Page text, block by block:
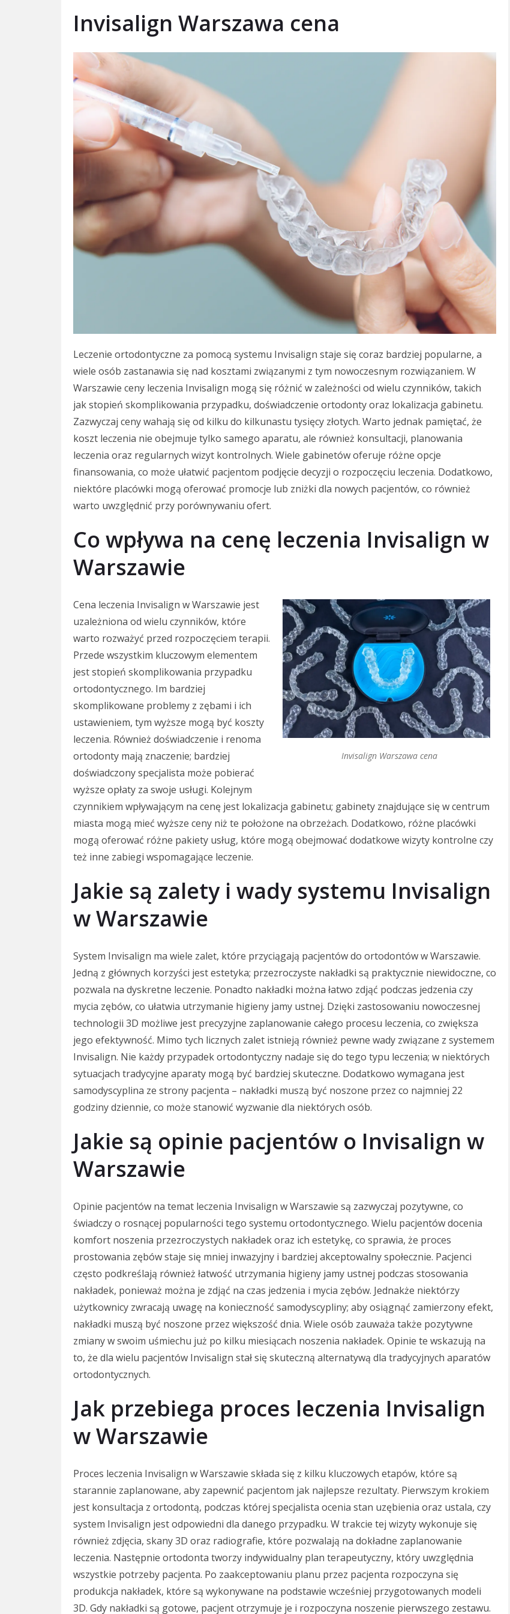
Invisalign Warszawa cena
Leczenie ortodontyczne za pomocą systemu Invisalign staje się coraz bardziej popularne, a
wiele osób zastanawia się nad kosztami związanymi z tym nowoczesnym rozwiązaniem. W
Warszawie ceny leczenia Invisalign mogą się różnić w zależności od wielu czynników, takich
jak stopień skomplikowania przypadku, doświadczenie ortodonty oraz lokalizacja gabinetu.
Zazwyczaj ceny wahają się od kilku do kilkunastu tysięcy złotych. Warto jednak pamiętać, że
koszt leczenia nie obejmuje tylko samego aparatu, ale również konsultacji, planowania
leczenia oraz regularnych wizyt kontrolnych. Wiele gabinetów oferuje różne opcje
finansowania, co może ułatwić pacjentom podjęcie decyzji o rozpoczęciu leczenia. Dodatkowo,
niektóre placówki mogą oferować promocje lub zniżki dla nowych pacjentów, co również
warto uwzględnić przy porównywaniu ofert.
Co wpływa na cenę leczenia Invisalign w
Warszawie
Invisalign Warszawa cena
Cena leczenia Invisalign w Warszawie jest
uzależniona od wielu czynników, które
warto rozważyć przed rozpoczęciem terapii.
Przede wszystkim kluczowym elementem
jest stopień skomplikowania przypadku
ortodontycznego. Im bardziej
skomplikowane problemy z zębami i ich
ustawieniem, tym wyższe mogą być koszty
leczenia. Również doświadczenie i renoma
ortodonty mają znaczenie; bardziej
doświadczony specjalista może pobierać
wyższe opłaty za swoje usługi. Kolejnym
czynnikiem wpływającym na cenę jest lokalizacja gabinetu; gabinety znajdujące się w centrum
miasta mogą mieć wyższe ceny niż te położone na obrzeżach. Dodatkowo, różne placówki
mogą oferować różne pakiety usług, które mogą obejmować dodatkowe wizyty kontrolne czy
też inne zabiegi wspomagające leczenie.
Jakie są zalety i wady systemu Invisalign
w Warszawie
System Invisalign ma wiele zalet, które przyciągają pacjentów do ortodontów w Warszawie.
Jedną z głównych korzyści jest estetyka; przezroczyste nakładki są praktycznie niewidoczne, co
pozwala na dyskretne leczenie. Ponadto nakładki można łatwo zdjąć podczas jedzenia czy
mycia zębów, co ułatwia utrzymanie higieny jamy ustnej. Dzięki zastosowaniu nowoczesnej
technologii 3D możliwe jest precyzyjne zaplanowanie całego procesu leczenia, co zwiększa
jego efektywność. Mimo tych licznych zalet istnieją również pewne wady związane z systemem
Invisalign. Nie każdy przypadek ortodontyczny nadaje się do tego typu leczenia; w niektórych
sytuacjach tradycyjne aparaty mogą być bardziej skuteczne. Dodatkowo wymagana jest
samodyscyplina ze strony pacjenta – nakładki muszą być noszone przez co najmniej 22
godziny dziennie, co może stanowić wyzwanie dla niektórych osób.
Jakie są opinie pacjentów o Invisalign w
Warszawie
Opinie pacjentów na temat leczenia Invisalign w Warszawie są zazwyczaj pozytywne, co
świadczy o rosnącej popularności tego systemu ortodontycznego. Wielu pacjentów docenia
komfort noszenia przezroczystych nakładek oraz ich estetykę, co sprawia, że proces
prostowania zębów staje się mniej inwazyjny i bardziej akceptowalny społecznie. Pacjenci
często podkreślają również łatwość utrzymania higieny jamy ustnej podczas stosowania
nakładek, ponieważ można je zdjąć na czas jedzenia i mycia zębów. Jednakże niektórzy
użytkownicy zwracają uwagę na konieczność samodyscypliny; aby osiągnąć zamierzony efekt,
nakładki muszą być noszone przez większość dnia. Wiele osób zauważa także pozytywne
zmiany w swoim uśmiechu już po kilku miesiącach noszenia nakładek. Opinie te wskazują na
to, że dla wielu pacjentów Invisalign stał się skuteczną alternatywą dla tradycyjnych aparatów
ortodontycznych.
Jak przebiega proces leczenia Invisalign
w Warszawie
Proces leczenia Invisalign w Warszawie składa się z kilku kluczowych etapów, które są
starannie zaplanowane, aby zapewnić pacjentom jak najlepsze rezultaty. Pierwszym krokiem
jest konsultacja z ortodontą, podczas której specjalista ocenia stan uzębienia oraz ustala, czy
system Invisalign jest odpowiedni dla danego przypadku. W trakcie tej wizyty wykonuje się
również zdjęcia, skany 3D oraz radiografie, które pozwalają na dokładne zaplanowanie
leczenia. Następnie ortodonta tworzy indywidualny plan terapeutyczny, który uwzględnia
wszystkie potrzeby pacjenta. Po zaakceptowaniu planu przez pacjenta rozpoczyna się
produkcja nakładek, które są wykonywane na podstawie wcześniej przygotowanych modeli
3D. Gdy nakładki są gotowe, pacjent otrzymuje je i rozpoczyna noszenie pierwszego zestawu.